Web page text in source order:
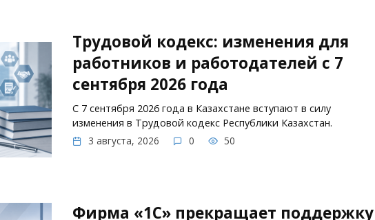
Трудовой кодекс: изменения для
работников и работодателей с 7
сентября 2026 года
С 7 сентября 2026 года в Казахстане вступают в силу
изменения в Трудовой кодекс Республики Казахстан.
3 августа, 2026
0 50
Фирма «1С» прекращает поддержку